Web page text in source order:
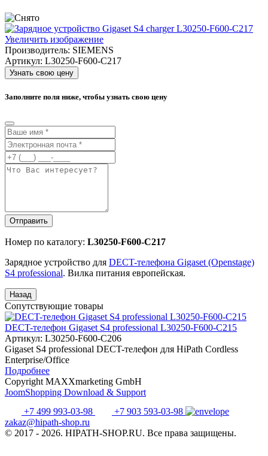
Увеличить изображение
Производитель: SIEMENS
Артикул: L30250-F600-C217
Узнать свою цену
Заполните поля ниже, чтобы узнать свою цену
Отправить
Номер по каталогу: L30250-F600-C217
Зарядное устройство для DECT-телефона Gigaset (Openstage)
S4 professional. Вилка питания европейская.
Сопутствующие товары
DECT-телефон Gigaset S4 professional L30250-F600-C215
Артикул: L30250-F600-C206
Gigaset S4 professional DECT-телефон для HiPath Cordless
Enterprise/Office
Подробнее
Copyright MAXXmarketing GmbH
JoomShopping Download & Support
+7 499 993-03-98
+7 903 593-03-98
zakaz@hipath-shop.ru
© 2017 - 2026. HIPATH-SHOP.RU. Все права защищены.